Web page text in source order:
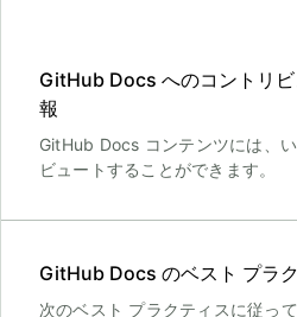
GitHub Docs へのコントリ
報
GitHub Docs コンテンツには、
ビュートすることができます。
GitHub Docs のベスト プラ
次のベスト プラクティスに従っ